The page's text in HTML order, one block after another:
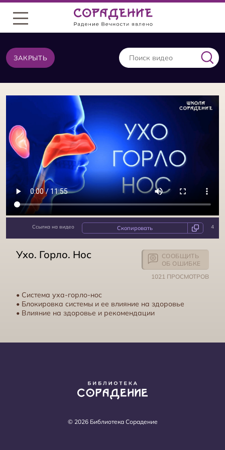
Меню
ЗАКРЫТЬ
Ссылка на видео 4
Ухо. Горло. Нос
СООБЩИТЬ
ОБ ОШИБКЕ
1021 ПРОСМОТРОВ
• Система уха-горло-нос
• Блокировка системы и ее влияние на здоровье
• Влияние на здоровье и рекомендации
ВИДЕО ИЗ ТОЙ ЖЕ КАТЕГОРИИ
"Непотопляемая" теория Дарвина
© 2026 Библиотека Сорадение